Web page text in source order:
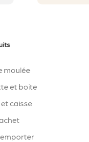
moulée
et boite
caisse